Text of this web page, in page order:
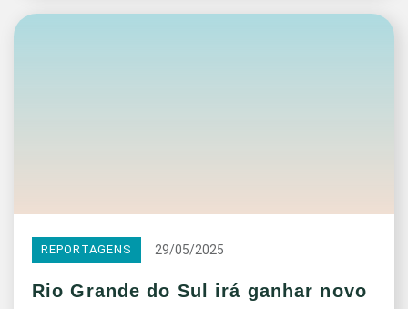
REPORTAGENS 29/05/2025
Rio Grande do Sul irá ganhar novo